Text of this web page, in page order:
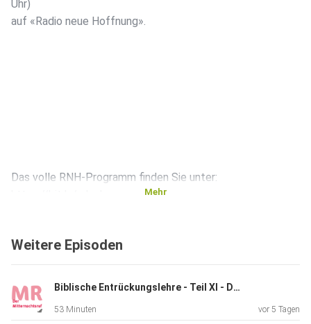
Uhr)
auf «Radio neue Hoffnung».
Das volle RNH-Programm finden Sie unter:
Radio Neue Hoffnung, kurz RNH, sendet christliche
Stunden. Es
ist dem Missionswerk Mitternachtsruf unterstellt,
allerdings
Mehr
Weitere Episoden
Biblische Entrückungslehre - Teil XI - Der Tag Jesu Christi | Norbert Lieth
53 Minuten vor 5 Tagen